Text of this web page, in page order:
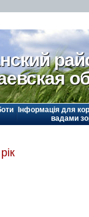
Інформація для
вадами